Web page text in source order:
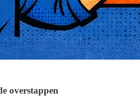
overstappen